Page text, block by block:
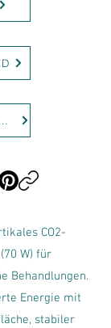
INQUIRE NOW
CO2-
W) für
Behandlungen.
Energie mit
stabiler